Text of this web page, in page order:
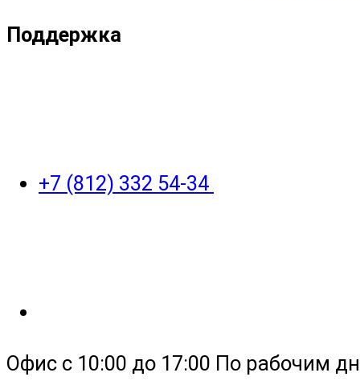
Поддержка
+7 (812) 332 54-34
Офис с 10:00 до 17:00 По рабочим